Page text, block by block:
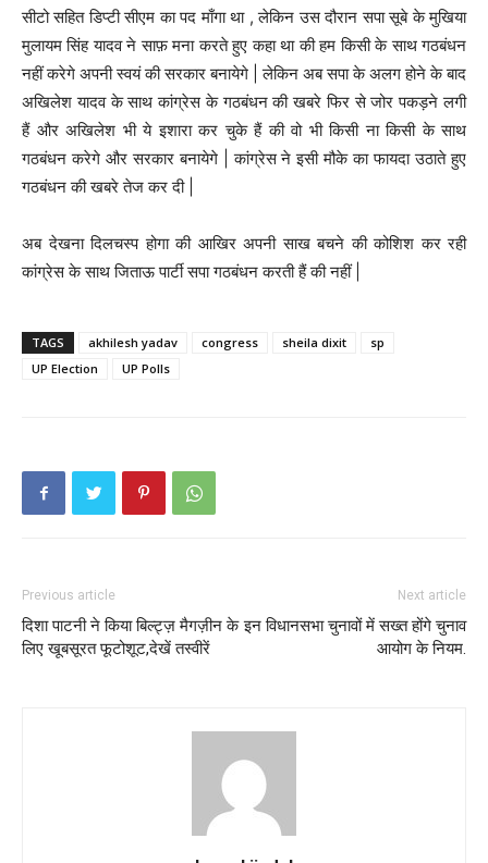
सीटो सहित डिप्टी सीएम का पद माँगा था , लेकिन उस दौरान सपा सूबे के मुखिया
मुलायम सिंह यादव ने साफ़ मना करते हुए कहा था की हम किसी के साथ गठबंधन
नहीं करेगे अपनी स्वयं की सरकार बनायेगे | लेकिन अब सपा के अलग होने के बाद
अखिलेश यादव के साथ कांग्रेस के गठबंधन की खबरे फिर से जोर पकड़ने लगी
हैं और अखिलेश भी ये इशारा कर चुके हैं की वो भी किसी ना किसी के साथ
गठबंधन करेगे और सरकार बनायेगे | कांग्रेस ने इसी मौके का फायदा उठाते हुए
गठबंधन की खबरे तेज कर दी |
अब देखना दिलचस्प होगा की आखिर अपनी साख बचने की कोशिश कर रही
कांग्रेस के साथ जिताऊ पार्टी सपा गठबंधन करती हैं की नहीं |
TAGS akhilesh yadav congress sheila dixit
sp
UP Election
UP Polls
Previous article
दिशा पाटनी ने किया बिल्ट्ज़ मैगज़ीन के
लिए खूबसूरत फूटोशूट,देखें तस्वीरें
Next article
इन विधानसभा चुनावों में सख्त होंगे चुनाव
आयोग के नियम.